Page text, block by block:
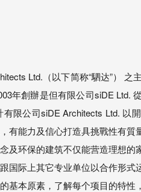
Ltd.（以下简称“駟达”）
年創辦是但有限公司siDE Ltd.
限公司siDE Architects Ltd. 以
有能力及信心打造具挑戰性有質
及环保的建筑不仅能营造理想
国际上其它专业单位以合作形
基本原素，了解每个项目的特性